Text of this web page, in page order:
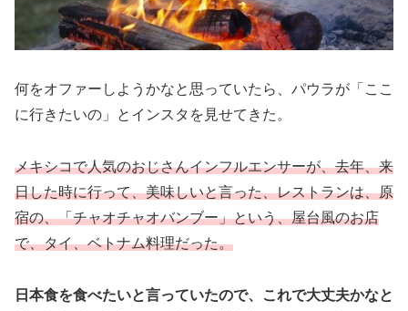
何をオファーしようかなと思っていたら、パウラが「ここ
に行きたいの」とインスタを見せてきた。
メキシコで人気のおじさんインフルエンサーが、去年、来
日した時に行って、美味しいと言った、レストランは、原
宿の、「チャオチャオバンブー」という、屋台風のお店
で、タイ、ベトナム料理だった。
日本食を食べたいと言っていたので、これで大丈夫かなと